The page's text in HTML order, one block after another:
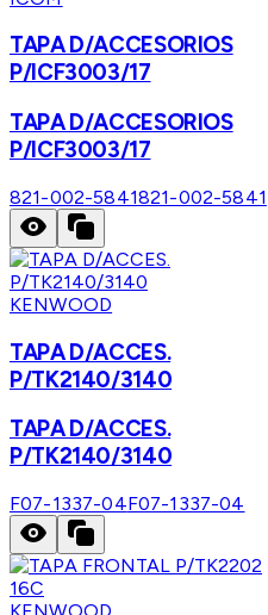
TAPA D/ACCESORIOS
P/ICF3003/17
TAPA D/ACCESORIOS
P/ICF3003/17
821-002-5841821-002-5841
KENWOOD
TAPA D/ACCES.
P/TK2140/3140
TAPA D/ACCES.
P/TK2140/3140
F07-1337-04F07-1337-04